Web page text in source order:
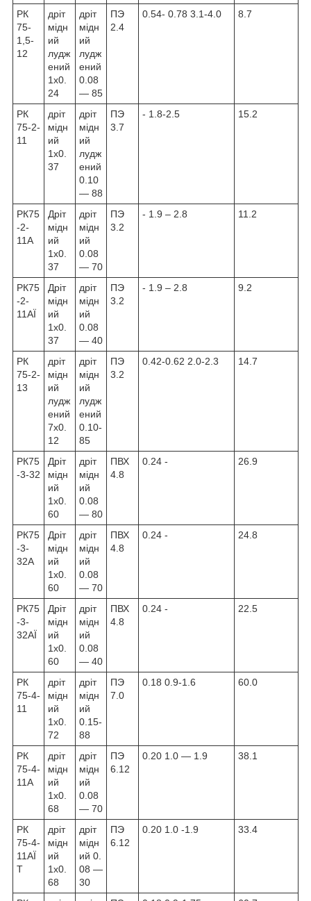
РК
75-
1,5-
12
дріт
мідн
ий
лудж
ений
1х0.
24
дріт
мідн
ий
лудж
ений
0.08
— 85
ПЭ
2.4
0.54- 0.78 3.1-4.0 8.7
РК
75-2-
11
дріт
мідн
ий
1х0.
37
дріт
мідн
ий
лудж
ений
0.10
— 88
ПЭ
3.7
- 1.8-2.5 15.2
РК75
-2-
11А
Дріт
мідн
ий
1х0.
37
дріт
мідн
ий
0.08
— 70
ПЭ
3.2
- 1.9 – 2.8 11.2
РК75
-2-
11АЇ
Дріт
мідн
ий
1х0.
37
дріт
мідн
ий
0.08
— 40
ПЭ
3.2
- 1.9 – 2.8 9.2
РК
75-2-
13
дріт
мідн
ий
лудж
ений
7х0.
12
дріт
мідн
ий
лудж
ений
0.10-
85
ПЭ
3.2
0.42-0.62 2.0-2.3 14.7
РК75
-3-32
Дріт
мідн
ий
1х0.
60
дріт
мідн
ий
0.08
— 80
ПВХ
4.8
0.24 - 26.9
РК75
-3-
32А
Дріт
мідн
ий
1х0.
60
дріт
мідн
ий
0.08
— 70
ПВХ
4.8
0.24 - 24.8
РК75
-3-
32АЇ
Дріт
мідн
ий
1х0.
60
дріт
мідн
ий
0.08
— 40
ПВХ
4.8
0.24 - 22.5
РК
75-4-
11
дріт
мідн
ий
1х0.
72
дріт
мідн
ий
0.15-
88
ПЭ
7.0
0.18 0.9-1.6 60.0
РК
75-4-
11А
дріт
мідн
ий
1х0.
68
дріт
мідн
ий
0.08
— 70
ПЭ
6.12
0.20 1.0 — 1.9 38.1
РК
75-4-
11АЇ
Т
дріт
мідн
ий
1х0.
68
дріт
мідн
ий 0.
08 —
30
ПЭ
6.12
0.20 1.0 -1.9 33.4